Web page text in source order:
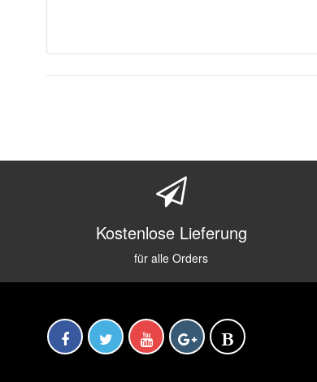
Kostenlose Lieferung
für alle Orders